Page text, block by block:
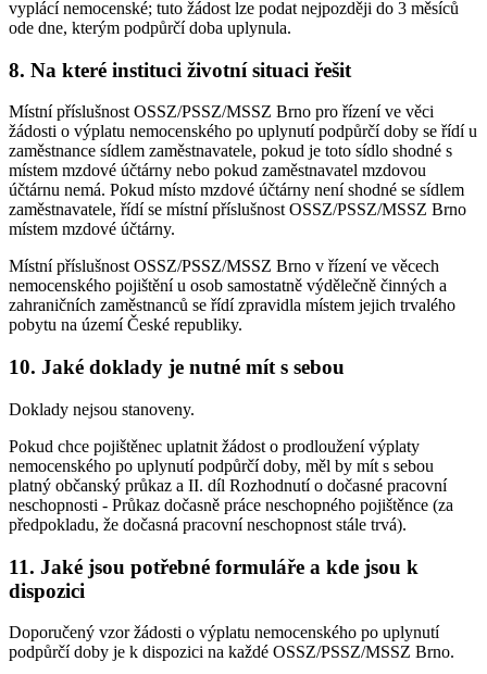
vyplácí nemocenské; tuto žádost lze podat nejpozději do 3 měsíců
ode dne, kterým podpůrčí doba uplynula.
8. Na které instituci životní situaci řešit
Místní příslušnost OSSZ/PSSZ/MSSZ Brno pro řízení ve věci
žádosti o výplatu nemocenského po uplynutí podpůrčí doby se řídí u
zaměstnance sídlem zaměstnavatele, pokud je toto sídlo shodné s
místem mzdové účtárny nebo pokud zaměstnavatel mzdovou
účtárnu nemá. Pokud místo mzdové účtárny není shodné se sídlem
zaměstnavatele, řídí se místní příslušnost OSSZ/PSSZ/MSSZ Brno
místem mzdové účtárny.
Místní příslušnost OSSZ/PSSZ/MSSZ Brno v řízení ve věcech
nemocenského pojištění u osob samostatně výdělečně činných a
zahraničních zaměstnanců se řídí zpravidla místem jejich trvalého
pobytu na území České republiky.
10. Jaké doklady je nutné mít s sebou
Doklady nejsou stanoveny.
Pokud chce pojištěnec uplatnit žádost o prodloužení výplaty
nemocenského po uplynutí podpůrčí doby, měl by mít s sebou
platný občanský průkaz a II. díl Rozhodnutí o dočasné pracovní
neschopnosti - Průkaz dočasně práce neschopného pojištěnce (za
předpokladu, že dočasná pracovní neschopnost stále trvá).
11. Jaké jsou potřebné formuláře a kde jsou k
dispozici
Doporučený vzor žádosti o výplatu nemocenského po uplynutí
podpůrčí doby je k dispozici na každé OSSZ/PSSZ/MSSZ Brno.